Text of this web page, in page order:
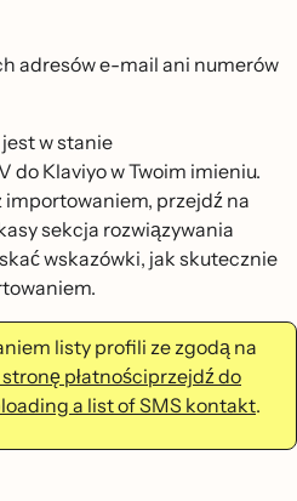
adresów e-mail ani numerów
jest w stanie
do Klaviyo w Twoim imieniu.
przejdź na
sekcja rozwiązywania
wskazówki, jak skutecznie
listy profili ze zgodą na
płatnościprzejdź do
a list of SMS kontakt.